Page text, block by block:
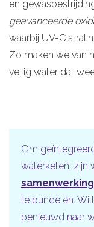
en
geavanceerde
waarbij UV-C
Zo maken we van
veilig water dat
Om
waterketen, zijn
te bundelen.
benieuwd naar